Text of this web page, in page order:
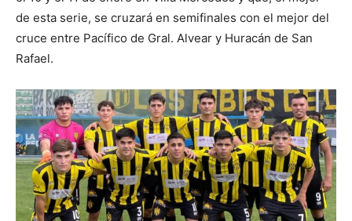
de esta serie, se cruzará en semifinales con el mejor del
cruce entre Pacífico de Gral. Alvear y Huracán de San
Rafael.